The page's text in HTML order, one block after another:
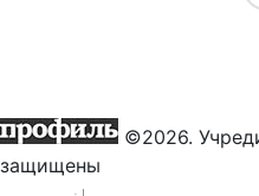
©2026.
защищены